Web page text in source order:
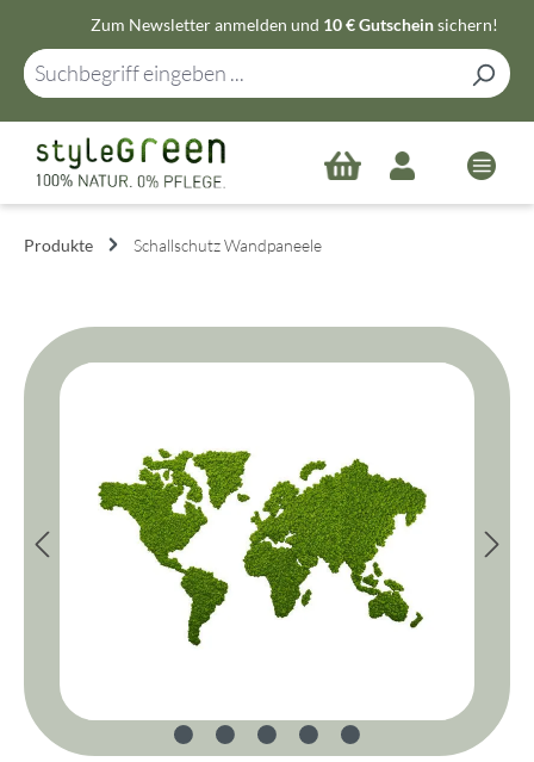
Zum Hauptinhalt springen
Zum Newsletter anmelden und 10 € Gutscheinsichern!
Produkte Schallschutz Wandpaneele
Bildergalerie überspringen